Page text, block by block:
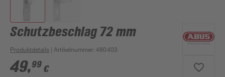
Schutzbeschlag 72 mm
Produktdetails | Artikelnummer:480403
49,99 €